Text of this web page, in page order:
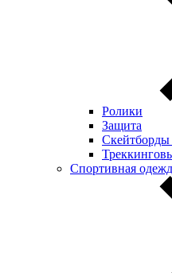
Ролики
Защита
Спортивная